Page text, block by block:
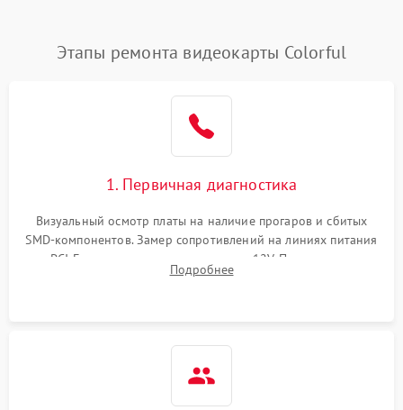
Этапы ремонта видеокарты Colorful
1. Первичная диагностика
Визуальный осмотр платы на наличие прогаров и сбитых
SMD-компонентов. Замер сопротивлений на линиях питания
PCI-E и дополнительных разъемах 12V. Проверка на
короткое замыкание основных дросселей питания GPU и
Подробнее